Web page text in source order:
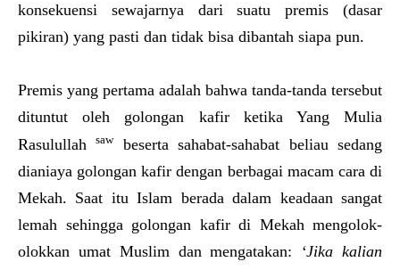
konsekuensi sewajarnya dari suatu premis (dasar
pikiran) yang pasti dan tidak bisa dibantah siapa pun.
Premis yang pertama adalah bahwa tanda-tanda tersebut
dituntut oleh golongan kafir ketika Yang Mulia
Rasulullahsawbeserta sahabat-sahabat beliau sedang
dianiaya golongan kafir dengan berbagai macam cara di
Mekah. Saat itu Islam berada dalam keadaan sangat
lemah sehingga golongan kafir di Mekah mengolok-
olokkan umat Muslim dan mengatakan: ‘Jika kalian